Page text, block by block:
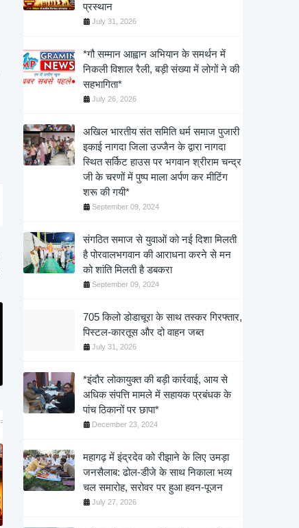
प्रस्थान
July 31, 2026
*गौ सम्मान आह्वान अभियान के समर्थन में
निकली विशाल रैली, बड़ी संख्या में लोगों ने की
सहभागिता*
July 26, 2026
अखिल भारतीय संत समिति धर्म समाज पुजारी
इकाई नागदा जिला उज्जैन के द्वारा नागदा
स्थित सर्किट हाउस पर भगवान श्रीराम चन्द्र
जी के चरणों में पुष्प माला अर्पण कर मीटिंग
शरू की गयी*
September 09, 2024
संगठित समाज से युवाओं को नई दिशा मिलती
है पोरवालभगवान की आराधना करने से मन
को शांति मिलती है डबकरा
September 09, 2024
705 किलो डोडाचूरा के साथ तस्कर गिरफ्तार,
पिस्टल-कारतूस और दो वाहन जब्त
July 31, 2026
*इंदौर लोकायुक्त की बड़ी कार्रवाई, आय से
अधिक संपत्ति मामले में सहायक प्रबंधक के
पांच ठिकानों पर छापा*
December 23, 2024
महागढ़ में इंद्रदेव को रीझाने के लिए उमड़ा
जनसैलाब: ढोल-डीजे के साथ निकाला भव्य
चल समारोह, सरोवर पर हुआ हवन-पूजन
July 27, 2026